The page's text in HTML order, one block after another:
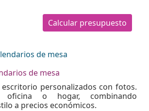
Calcular presupuesto
de mesa
escritorio personalizados con fotos.
oficina o hogar, combinando
a precios económicos.